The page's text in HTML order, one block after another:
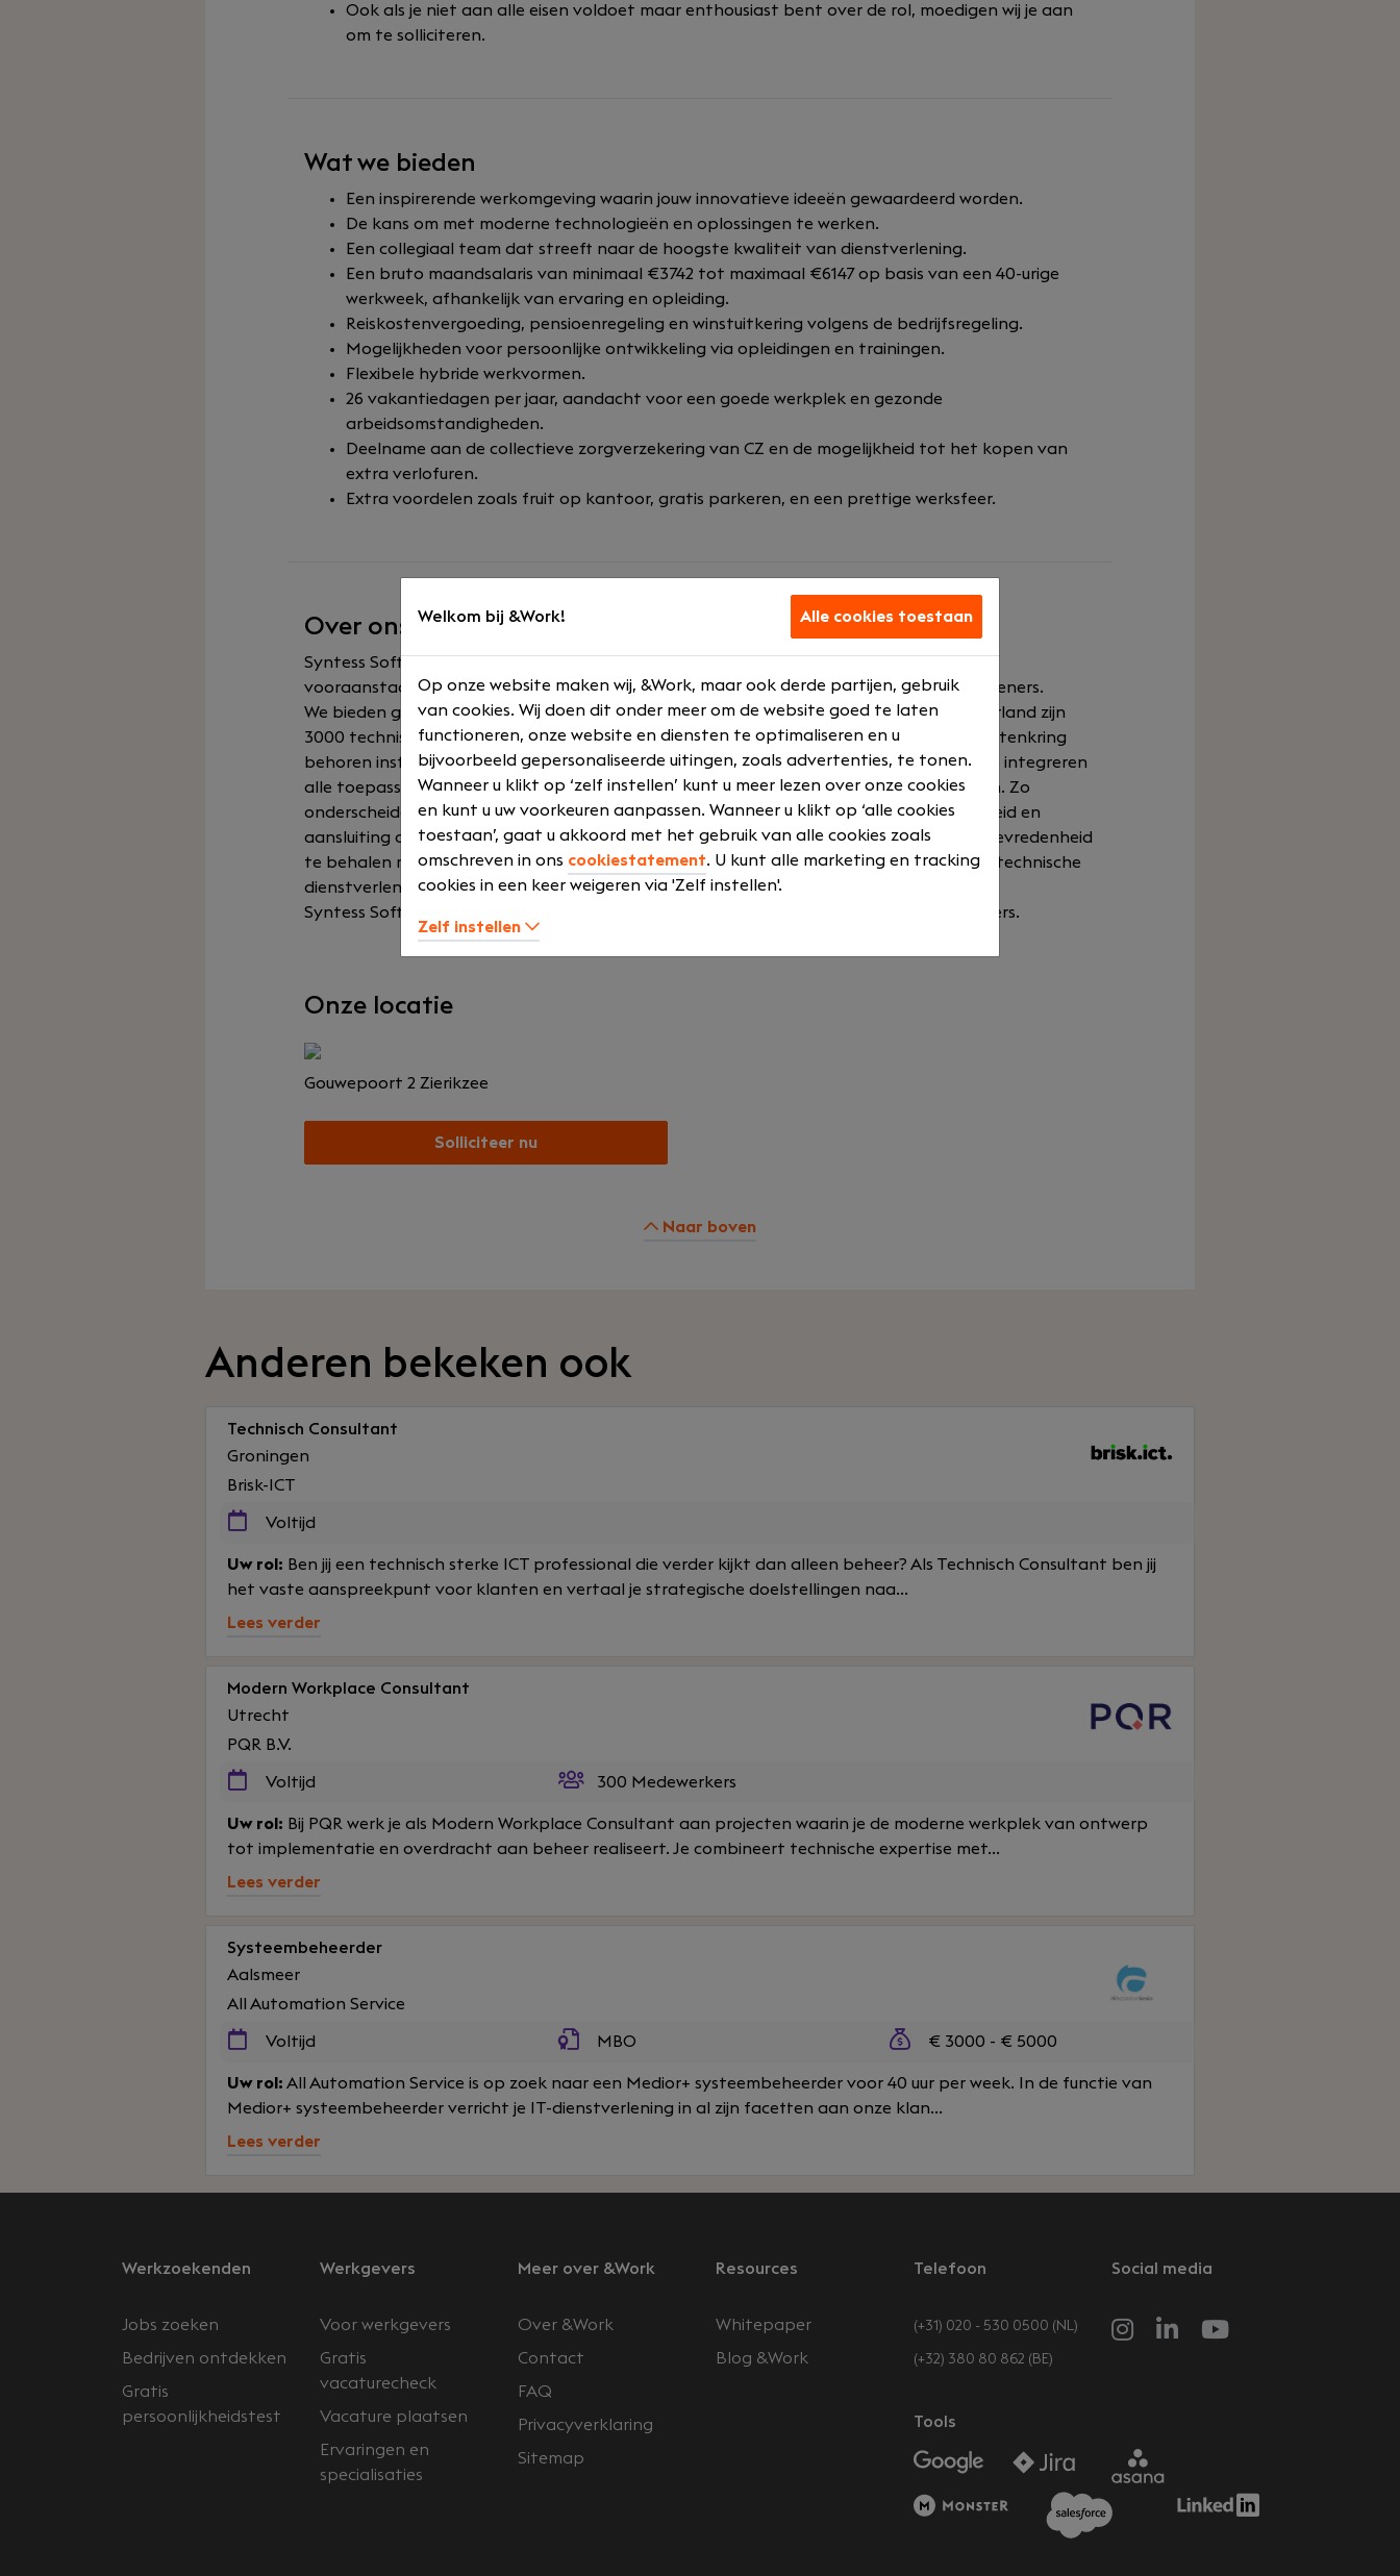
Ook als je niet aan alle eisen voldoet maar enthousiast bent over de rol, moedigen wij je aan
om te solliciteren.
Wat we bieden
Een inspirerende werkomgeving waarin jouw innovatieve ideeën gewaardeerd worden.
De kans om met moderne technologieën en oplossingen te werken.
Een collegiaal team dat streeft naar de hoogste kwaliteit van dienstverlening.
Een bruto maandsalaris van minimaal €3742 tot maximaal €6147 op basis van een 40-urige
werkweek, afhankelijk van ervaring en opleiding.
Reiskostenvergoeding, pensioenregeling en winstuitkering volgens de bedrijfsregeling.
Mogelijkheden voor persoonlijke ontwikkeling via opleidingen en trainingen.
Flexibele hybride werkvormen.
26 vakantiedagen per jaar, aandacht voor een goede werkplek en gezonde
arbeidsomstandigheden.
Deelname aan de collectieve zorgverzekering van CZ en de mogelijkheid tot het kopen van
extra verlofuren.
Extra voordelen zoals fruit op kantoor, gratis parkeren, en een prettige werksfeer.
Over ons
Syntess Software is producent van ERP- en mobiele software en speelt al 27 jaar een
vooraanstaande rol wanneer het gaat om de automatisering van technische dienstverleners.
We bieden geïntegreerde software voor kleine, middelgrote en grote bedrijven. In Nederland zijn
3000 technische dienstverleners werkzaam met onze softwareproducten. Tot onze klantenkring
behoren installatiebedrijven, bedrijven uit de (af) bouwsector en nautische bedrijven. We integreren
alle toepassingen, van artikelbeheer tot en met financiële administratie, in één systeem. Zo
onderscheiden onze producten zich door hun eenvoud, transparantie, branchegerichtheid en
aansluiting op de praktijk. Onze doelstelling is dan ook om de hoogste mate van klanttevredenheid
te behalen met de beste logistieke en administratieve software voor bouwbedrijven en technische
dienstverleners.
Syntess Software heeft vestigingen in Zierikzee en Gorinchem met totaal 110 medewerkers.
Onze locatie
Gouwepoort 2 Zierikzee
Solliciteer nu
Naar boven
Anderen bekeken ook
Technisch Consultant
Groningen
Brisk-ICT
Voltijd
Uw rol: Ben jij een technisch sterke ICT professional die verder kijkt dan alleen beheer? Als Technisch Consultant ben jij
het vaste aanspreekpunt voor klanten en vertaal je strategische doelstellingen naa...
Lees verder
Modern Workplace Consultant
Utrecht
PQR B.V.
Voltijd 300 Medewerkers
Uw rol: Bij PQR werk je als Modern Workplace Consultant aan projecten waarin je de moderne werkplek van ontwerp
tot implementatie en overdracht aan beheer realiseert. Je combineert technische expertise met...
Lees verder
Systeembeheerder
Aalsmeer
All Automation Service
Voltijd MBO € 3000 - € 5000
Uw rol: All Automation Service is op zoek naar een Medior+ systeembeheerder voor 40 uur per week. In de functie van
Medior+ systeembeheerder verricht je IT-dienstverlening in al zijn facetten aan onze klan...
Lees verder
Werkzoekenden
Jobs zoeken
Bedrijven ontdekken
Gratis
persoonlijkheidstest
Werkgevers
Voor werkgevers
Gratis
vacaturecheck
Vacature plaatsen
Ervaringen en
specialisaties
Meer over &Work
Over &Work
Contact
FAQ
Privacyverklaring
Sitemap
Resources
Whitepaper
Blog &Work
Telefoon
(+31) 020 - 530 0500 (NL)
(+32) 380 80 862 (BE)
Social media
Tools
Welkom bij &Work! Alle cookies toestaan
Op onze website maken wij, &Work, maar ook derde partijen, gebruik
van cookies. Wij doen dit onder meer om de website goed te laten
functioneren, onze website en diensten te optimaliseren en u
bijvoorbeeld gepersonaliseerde uitingen, zoals advertenties, te tonen.
Wanneer u klikt op ‘zelf instellen’ kunt u meer lezen over onze cookies
en kunt u uw voorkeuren aanpassen. Wanneer u klikt op ‘alle cookies
toestaan’, gaat u akkoord met het gebruik van alle cookies zoals
omschreven in ons cookiestatement. U kunt alle marketing en tracking
cookies in een keer weigeren via 'Zelf instellen'.
Zelf instellen